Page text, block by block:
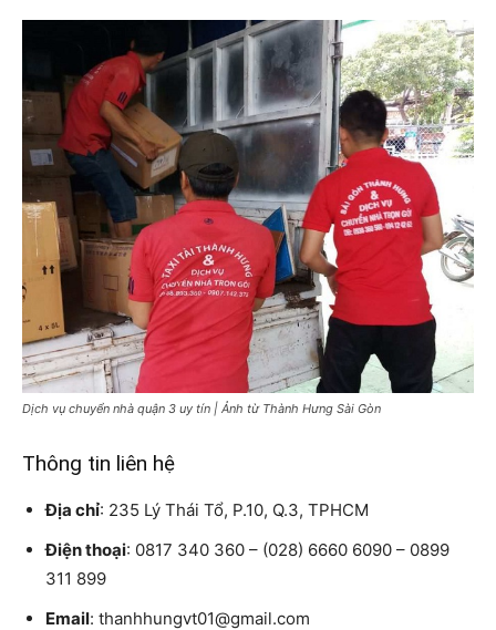
Dịch vụ chuyển nhà quận 3 uy tín | Ảnh từ Thành Hưng Sài Gòn
Thông tin liên hệ
Địa chỉ: 235 Lý Thái Tổ, P.10, Q.3, TPHCM
Điện thoại: 0817 340 360 – (028) 6660 6090 – 0899
311 899
Email: thanhhungvt01@gmail.com